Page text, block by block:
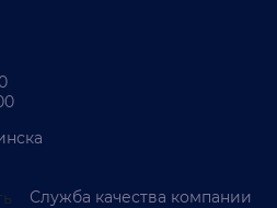
Служба качества компании